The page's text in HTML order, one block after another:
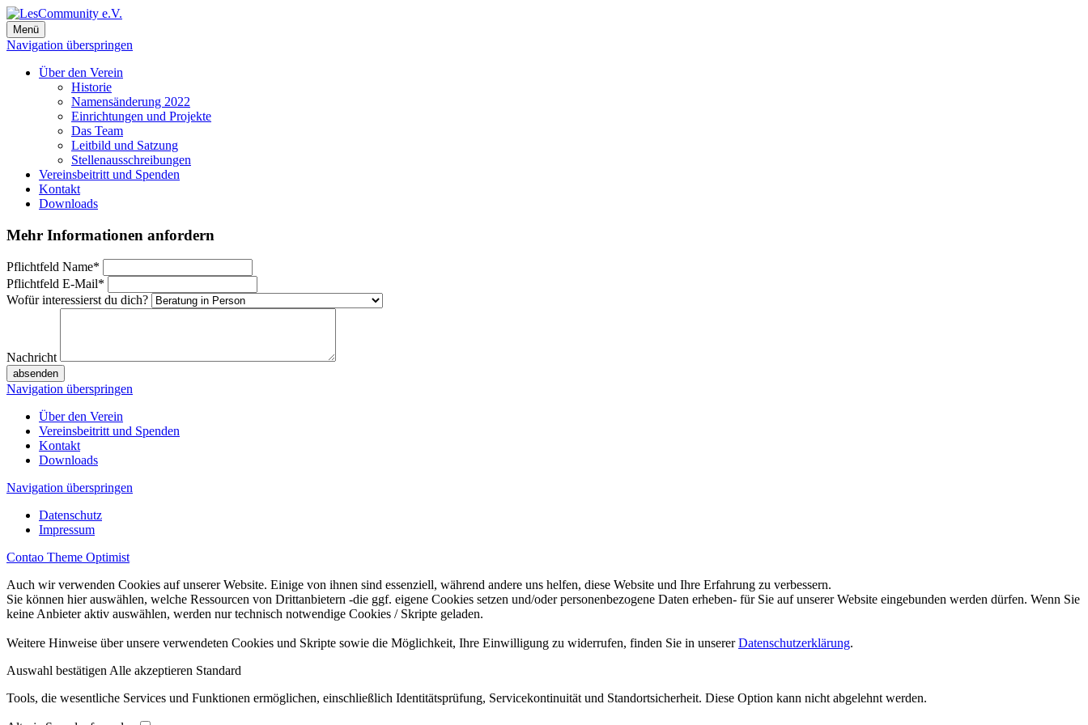
Menü
Navigation überspringen
Über den Verein
Historie
Namensänderung 2022
Einrichtungen und Projekte
Das Team
Leitbild und Satzung
Stellenausschreibungen
Vereinsbeitritt und Spenden
Kontakt
Downloads
Mehr Informationen anfordern
Pflichtfeld Name*
Pflichtfeld E-Mail*
Wofür interessierst du dich?
Nachricht
absenden
Navigation überspringen
Über den Verein
Vereinsbeitritt und Spenden
Kontakt
Downloads
Navigation überspringen
Datenschutz
Impressum
Contao Theme Optimist
Auch wir verwenden Cookies auf unserer Website. Einige von ihnen sind essenziell, während andere uns helfen, diese Website und Ihre Erfahrung zu verbessern.
Sie können hier auswählen, welche Ressourcen von Drittanbietern -die ggf. eigene Cookies setzen und/oder personenbezogene Daten erheben- für Sie auf unserer Website eingebunden werden dürfen. Wenn Sie
keine Anbieter aktiv auswählen, werden nur technisch notwendige Cookies / Skripte geladen.
Weitere Hinweise über unsere verwendeten Cookies und Skripte sowie die Möglichkeit, Ihre Einwilligung zu widerrufen, finden Sie in unsererDatenschutzerklärung.
Auswahl bestätigenAlle akzeptieren Standard
Tools, die wesentliche Services und Funktionen ermöglichen, einschließlich Identitätsprüfung, Servicekontinuität und Standortsicherheit. Diese Option kann nicht abgelehnt werden.